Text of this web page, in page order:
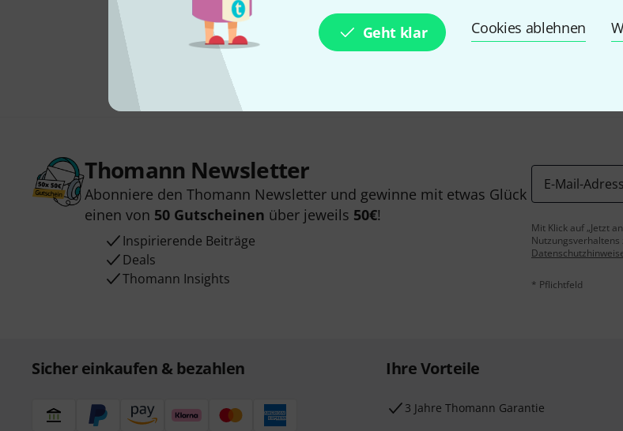
Geht klar Cookies ablehnen
Thomann Newsletter
Abonniere den Thomann Newsletter und gewinne mit etwas Glück
einen von 50 Gutscheinen über jeweils 50€!
Inspirierende Beiträge
Deals
Thomann Insights
E-Mail-
Mit Klick auf „Jetzt
* Pflichtfeld
Sicher einkaufen & bezahlen Ihre Vorteile
3 Jahre Thomann Garantie